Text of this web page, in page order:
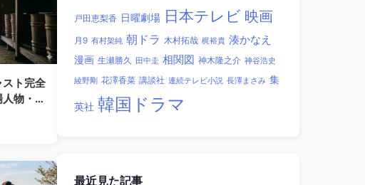
スト完全
物・最
戸田恵梨香 日曜劇場 日本テレビ 映画
月9 有村架純 朝ドラ 木村拓哉 梶裕貴 湊かなえ
漫画 生瀬勝久 田中圭 相関図 神木隆之介 神谷浩史
綾野剛 花澤香菜 講談社 連続テレビ小説 長澤まさみ 集
英社 韓国ドラマ
最近見た記事